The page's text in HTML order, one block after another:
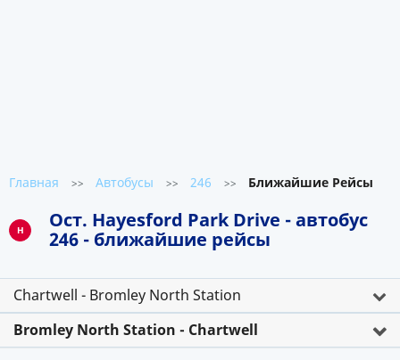
Главная >> Автобусы >> 246 >> Ближайшие Рейсы
H
Ост. Hayesford Park Drive - автобус
246 - ближайшие рейсы
Chartwell - Bromley North Station
Bromley North Station - Chartwell